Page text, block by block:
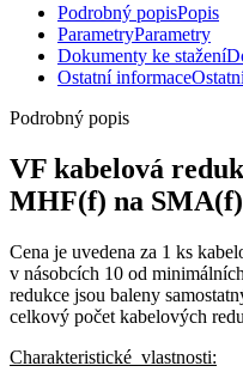
Podrobný popisPopis
ParametryParametry
Dokumenty ke stažení
Ostatní informace
Podrobný popis
VF kabelová
MHF(f) na SMA(f)
Cena je uvedena za 1 ks
v násobcích 10 od
redukce jsou baleny
celkový počet kabelových
Charakteristické vlastnosti: